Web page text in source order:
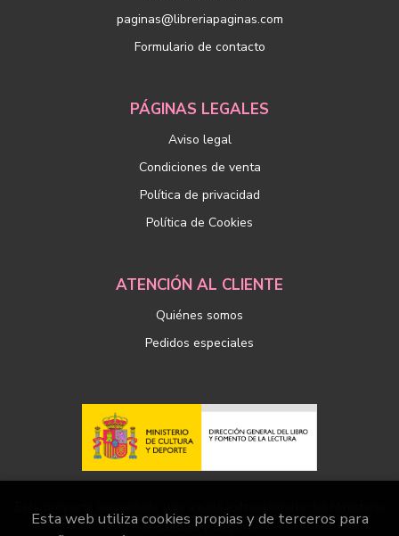
paginas@libreriapaginas.com
Formulario de contacto
PÁGINAS LEGALES
Aviso legal
Condiciones de venta
Política de privacidad
Política de Cookies
ATENCIÓN AL CLIENTE
Quiénes somos
Pedidos especiales
de Cultura y Deporte
Esta web utiliza cookies propias y de terceros para